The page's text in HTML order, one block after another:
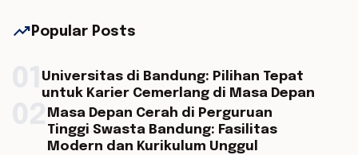
trending_up Popular Posts
Universitas di Bandung: Pilihan Tepat
untuk Karier Cemerlang di Masa Depan
Masa Depan Cerah di Perguruan
Tinggi Swasta Bandung: Fasilitas
Modern dan Kurikulum Unggul